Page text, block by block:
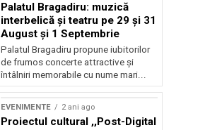
Palatul Bragadiru: muzică
interbelică şi teatru pe 29 şi 31
August şi 1 Septembrie
Palatul Bragadiru propune iubitorilor
de frumos concerte attractive şi
întâlniri memorabile cu nume mari...
EVENIMENTE 2 ani ago
Proiectul cultural ,,Post-Digital